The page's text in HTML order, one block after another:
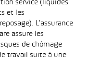
service (liquides
et les
L’assurance
assure les
de chômage
travail suite à une